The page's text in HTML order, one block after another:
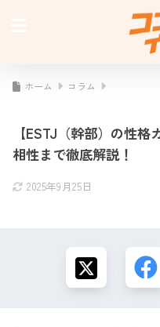
ホーム コラム
【ESTJ（幹部）の性
相性まで徹底解説！
2025年9月25日